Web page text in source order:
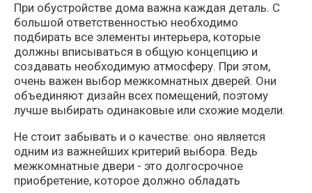
При обустройстве дома важна каждая деталь. С
большой ответственностью необходимо
подбирать все элементы интерьера, которые
должны вписываться в общую концепцию и
создавать необходимую атмосферу. При этом,
очень важен выбор межкомнатных дверей. Они
объединяют дизайн всех помещений, поэтому
лучше выбирать одинаковые или схожие модели.
Не стоит забывать и о качестве: оно является
одним из важнейших критерий выбора. Ведь
межкомнатные двери - это долгосрочное
приобретение, которое должно обладать